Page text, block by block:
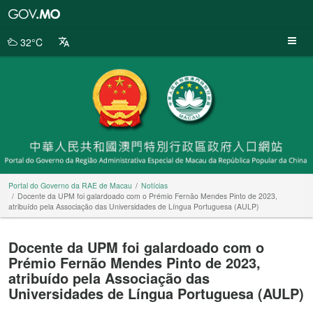
da
32°C
Portal do Governo da RAE de Macau
Notícias
Docente da UPM foi galardoado com o Prémio Fernão Mendes Pinto de 2023,
atribuído pela Associação das Universidades de Língua Portuguesa (AULP)
Docente da UPM foi galardoado com o
Prémio Fernão Mendes Pinto de 2023,
atribuído pela Associação das
Universidades de Língua Portuguesa (AULP)